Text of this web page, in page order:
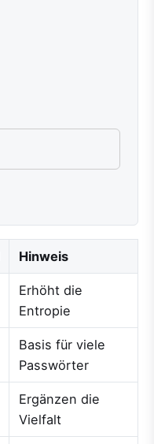
Hinweis
Erhöht die
Entropie
Basis für viele
Passwörter
Ergänzen die
Vielfalt